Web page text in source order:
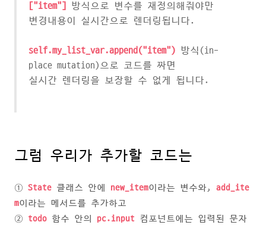
["item"]
방식으로 변수를 재정의해줘야만
변경내용이 실시간으로 렌더링됩니다.
self.my_list_var.append("item") 방식(in-
place mutation)으로 코드를 짜면
실시간 렌더링을 보장할 수 없게 됩니다.
그럼 우리가 추가할 코드는
① State 클래스 안에 new_item이라는 변수와, add_ite
m이라는 메서드를 추가하고
② todo 함수 안의 pc.input 컴포넌트에는 입력된 문자